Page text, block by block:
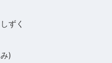
ずく
)